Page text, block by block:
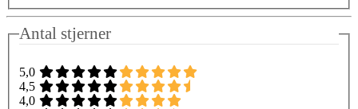
Antal stjerner
5,0
4,5
4,0